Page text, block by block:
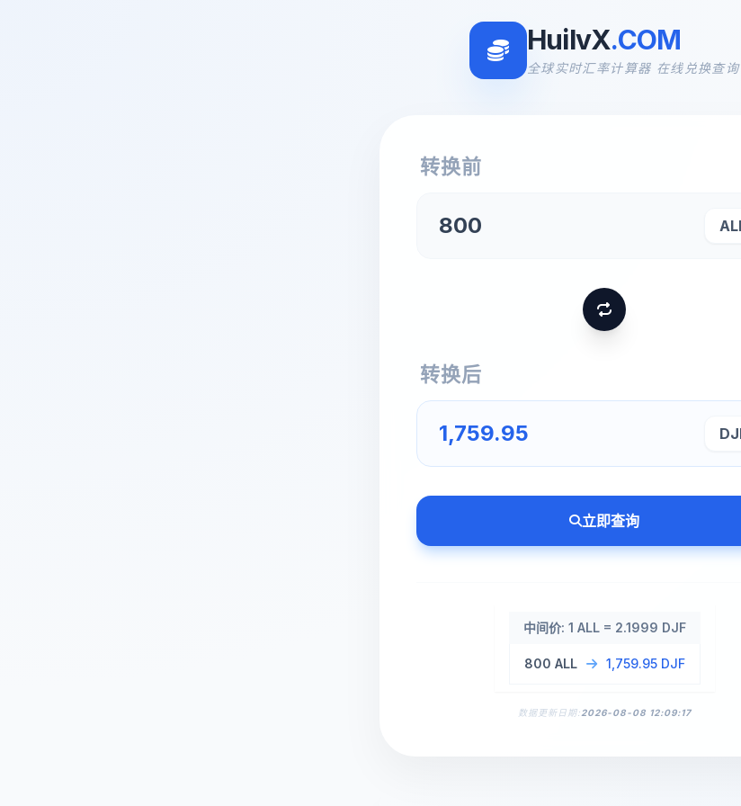
HuilvX.COM
全球实时汇率计算器 在线兑换查询
转换前
转换后
立即查询
中间价: 1 ALL = 2.1999 DJF
800 ALL 1,759.95 DJF
数据更新日期:2026-08-08 12:09:17